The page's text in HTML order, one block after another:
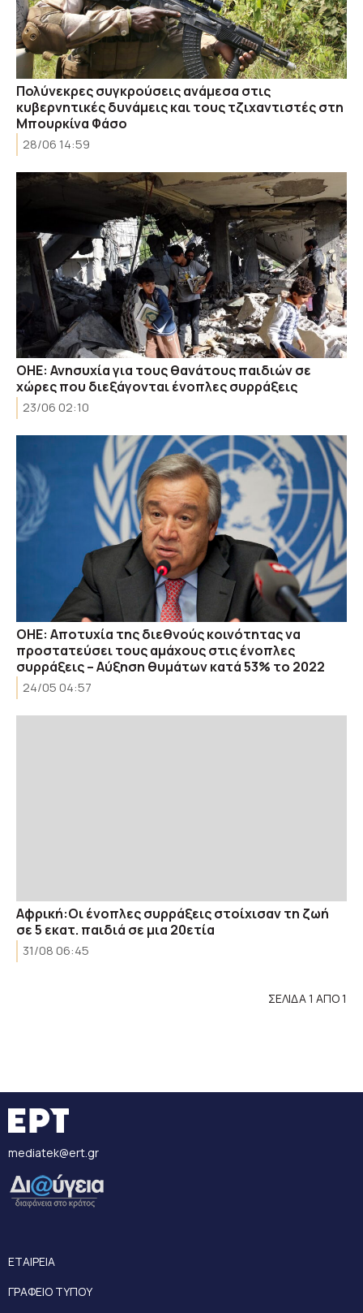
Πολύνεκρες συγκρούσεις ανάμεσα στις
κυβερνητικές δυνάμεις και τους τζιχαντιστές στη
Μπουρκίνα Φάσο
28/06 14:59
ΟΗΕ: Ανησυχία για τους θανάτους παιδιών σε
χώρες που διεξάγονται ένοπλες συρράξεις
23/06 02:10
ΟΗΕ: Αποτυχία της διεθνούς κοινότητας να
προστατεύσει τους αμάχους στις ένοπλες
συρράξεις – Αύξηση θυμάτων κατά 53% το 2022
24/05 04:57
Αφρική:Οι ένοπλες συρράξεις στοίχισαν τη ζωή
σε 5 εκατ. παιδιά σε μια 20ετία
31/08 06:45
ΣΕΛΙΔΑ 1 ΑΠΟ 1
mediatek@ert.gr
ΕΤΑΙΡΕΙΑ
ΓΡΑΦΕΙΟ ΤΥΠΟΥ